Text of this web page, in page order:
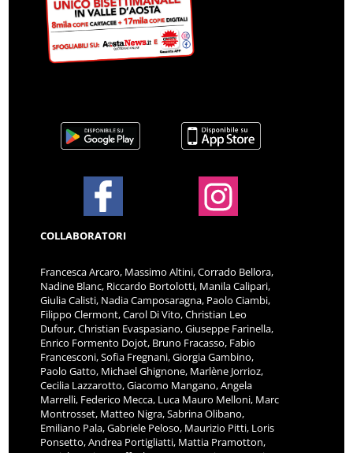
COLLABORATORI
Francesca Arcaro, Massimo Altini, Corrado Bellora,
Nadine Blanc, Riccardo Bortolotti, Manila Calipari,
Giulia Calisti, Nadia Camposaragna, Paolo Ciambi,
Filippo Clermont, Carol Di Vito, Christian Leo
Dufour, Christian Evaspasiano, Giuseppe Farinella,
Enrico Formento Dojot, Bruno Fracasso, Fabio
Francesconi, Sofia Fregnani, Giorgia Gambino,
Paolo Gatto, Michael Ghignone, Marlène Jorrioz,
Cecilia Lazzarotto, Giacomo Mangano, Angela
Marrelli, Federico Mecca, Luca Mauro Melloni, Marc
Montrosset, Matteo Nigra, Sabrina Olibano,
Emiliano Pala, Gabriele Peloso, Maurizio Pitti, Loris
Ponsetto, Andrea Portigliatti, Mattia Pramotton,